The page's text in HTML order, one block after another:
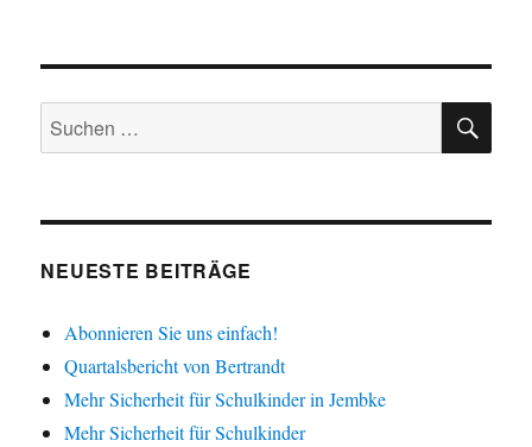
Suchen
nach:
NEUESTE BEITRÄGE
Abonnieren Sie uns einfach!
Quartalsbericht von Bertrandt
Mehr Sicherheit für Schulkinder in Jembke
Mehr Sicherheit für Schulkinder